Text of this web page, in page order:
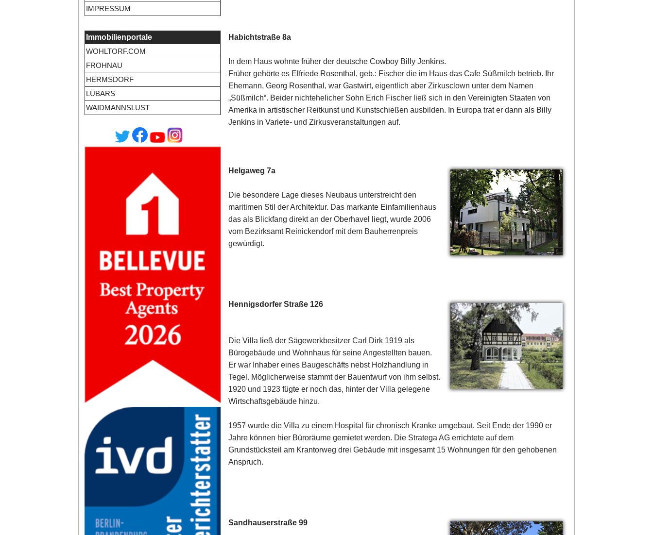
IMPRESSUM
Immobilienportale
WOHLTORF.COM
FROHNAU
HERMSDORF
LÜBARS
WAIDMANNSLUST
Habichtstraße 8a
In dem Haus wohnte früher der deutsche Cowboy Billy Jenkins.
Früher gehörte es Elfriede Rosenthal, geb.: Fischer die im Haus das Cafe Süßmilch betrieb. Ihr
Ehemann, Georg Rosenthal, war Gastwirt, eigentlich aber Zirkusclown unter dem Namen
„Süßmilch“. Beider nichtehelicher Sohn Erich Fischer ließ sich in den Vereinigten Staaten von
Amerika in artistischer Reitkunst und Kunstschießen ausbilden. In Europa trat er dann als Billy
Jenkins in Variete- und Zirkusveranstaltungen auf.
Helgaweg 7a
Die besondere Lage dieses Neubaus unterstreicht den
maritimen Stil der Architektur. Das markante Einfamilienhaus
das als Blickfang direkt an der Oberhavel liegt, wurde 2006
vom Bezirksamt Reinickendorf mit dem Bauherrenpreis
gewürdigt.
Hennigsdorfer Straße 126
Die Villa ließ der Sägewerkbesitzer Carl Dirk 1919 als
Bürogebäude und Wohnhaus für seine Angestellten bauen.
Er war Inhaber eines Baugeschäfts nebst Holzhandlung in
Tegel. Möglicherweise stammt der Bauentwurf von ihm selbst.
1920 und 1923 fügte er noch das, hinter der Villa gelegene
Wirtschaftsgebäude hinzu.
1957 wurde die Villa zu einem Hospital für chronisch Kranke umgebaut. Seit Ende der 1990 er
Jahre können hier Büroräume gemietet werden. Die Stratega AG errichtete auf dem
Grundstücksteil am Krantorweg drei Gebäude mit insgesamt 15 Wohnungen für den gehobenen
Anspruch.
Sandhauserstraße 99